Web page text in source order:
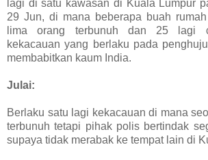
lagi di satu kawasan di Kuala Lumpur
29 Jun, di mana beberapa buah
lima orang terbunuh dan 25 lagi
kekacauan yang berlaku pada
membabitkan kaum India.
Julai:
Berlaku satu lagi kekacauan di mana
terbunuh tetapi pihak polis bertindak
supaya tidak merabak ke tempat lain di